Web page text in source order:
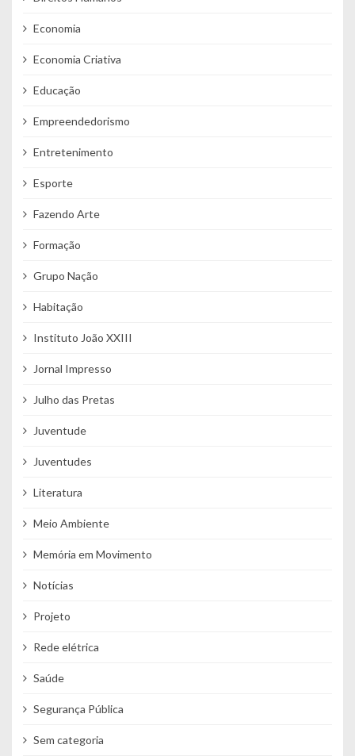
Economia
Economia Criativa
Educação
Empreendedorismo
Entretenimento
Esporte
Fazendo Arte
Formação
Grupo Nação
Habitação
Instituto João XXIII
Jornal Impresso
Julho das Pretas
Juventude
Juventudes
Literatura
Meio Ambiente
Memória em Movimento
Notícias
Projeto
Rede elétrica
Saúde
Segurança Pública
Sem categoria